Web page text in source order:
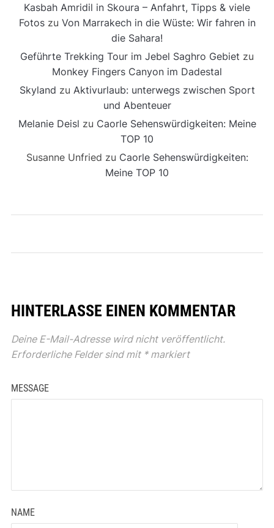
Kasbah Amridil in Skoura – Anfahrt, Tipps & viele
Fotoszu Von Marrakech in die Wüste: Wir fahren in
die Sahara!
Geführte Trekking Tour im Jebel Saghro Gebiet zu
Monkey Fingers Canyon im Dadestal
Skyland zu Aktivurlaub: unterwegs zwischen Sport
und Abenteuer
Melanie Deisl zu Caorle Sehenswürdigkeiten: Meine
TOP 10
Susanne Unfried zu Caorle Sehenswürdigkeiten:
Meine TOP 10
HINTERLASSE EINEN KOMMENTAR
Deine E-Mail-Adresse wird nicht veröffentlicht.
Erforderliche Felder sind mit *markiert
MESSAGE
NAME